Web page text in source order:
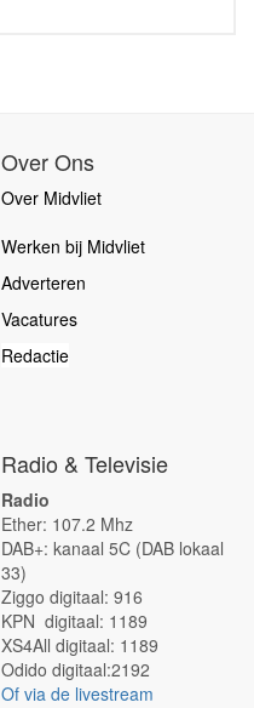
Over Ons
Over Midvliet
Werken bij Midvliet
Adverteren
Vacatures
Redactie
Radio & Televisie
Radio
Ether: 107.2 Mhz
DAB+: kanaal 5C (DAB lokaal
33)
Ziggo digitaal: 916
KPN digitaal: 1189
XS4All digitaal: 1189
Odido digitaal:2192
Of via de livestream